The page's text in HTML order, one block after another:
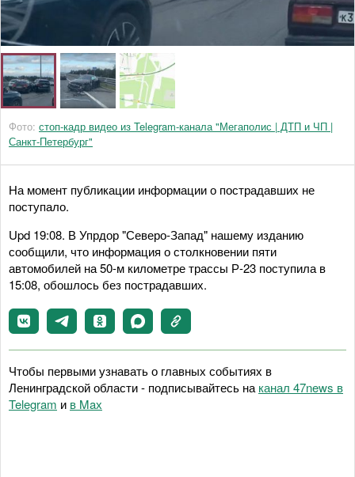
Фото: стоп-кадр видео из Telegram-канала "Мегаполис | ДТП и ЧП |
Санкт-Петербург"
На момент публикации информации о пострадавших не
поступало.
Upd 19:08. В Упрдор "Северо-Запад" нашему изданию
сообщили, что информация о столкновении пяти
автомобилей на 50-м километре трассы Р-23 поступила в
15:08, обошлось без пострадавших.
Чтобы первыми узнавать о главных событиях в
Ленинградской области - подписывайтесь на канал 47news в
Telegram и в Maх